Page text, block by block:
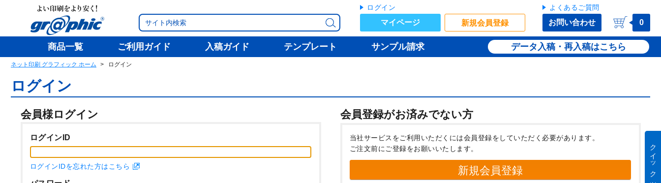
ログイン
マイページ 新規会員登録
よくあるご質問
お問い合わせ 0
商品一覧 ご利用ガイド 入稿ガイド テンプレート サンプル請求 データ入稿・再入稿
ネット印刷 グラフィック ホーム ログイン
ログイン
会員様ログイン 会員登録がお済みでない方
ログインID
ログインIDを忘れた方はこちら
当社サービスをご利用いただくには会員登録をしていただく必要があります。
ご注文前にご登録をお願いいたします。
新規会員登録 クイック ツール